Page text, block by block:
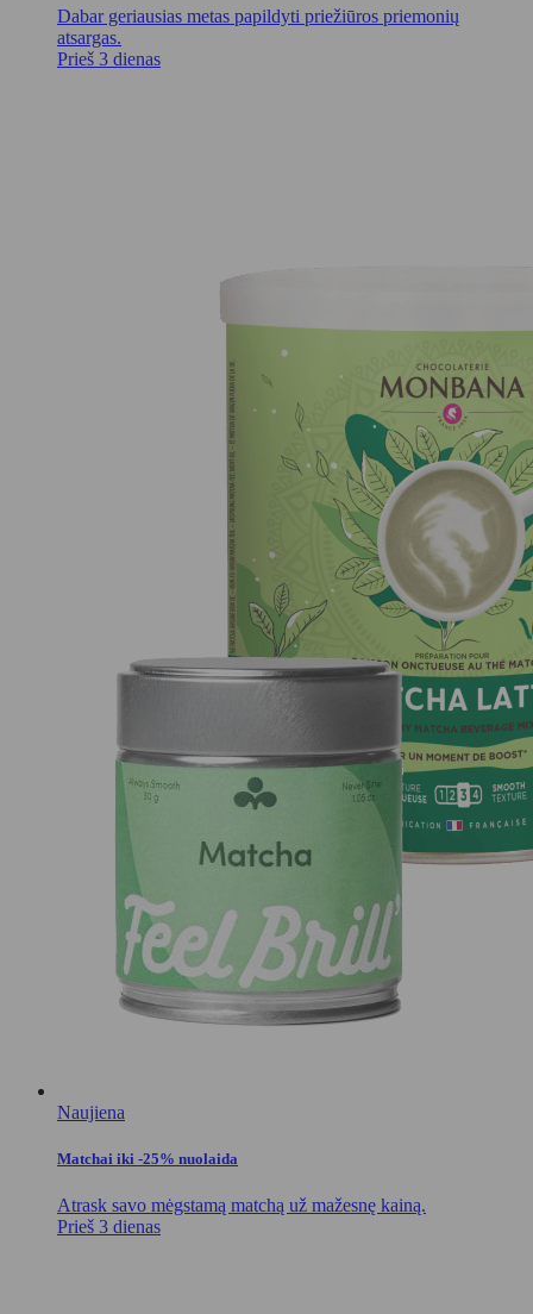
Dabar geriausias metas papildyti priežiūros priemonių
atsargas.
Prieš 3 dienas
Naujiena
Matchai iki -25% nuolaida
Atrask savo mėgstamą matchą už mažesnę kainą.
Prieš 3 dienas